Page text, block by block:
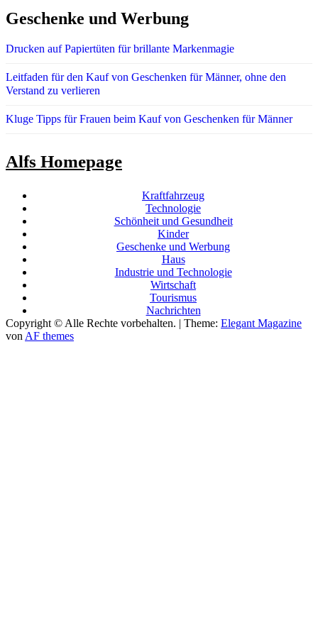
Geschenke und Werbung
Drucken auf Papiertüten für brillante Markenmagie
Leitfaden für den Kauf von Geschenken für Männer, ohne den
Verstand zu verlieren
Kluge Tipps für Frauen beim Kauf von Geschenken für Männer
Alfs Homepage
Kraftfahrzeug
Technologie
Schönheit und Gesundheit
Kinder
Geschenke und Werbung
Haus
Industrie und Technologie
Wirtschaft
Tourismus
Nachrichten
Copyright © Alle Rechte vorbehalten. | Theme: Elegant Magazine
von AF themes